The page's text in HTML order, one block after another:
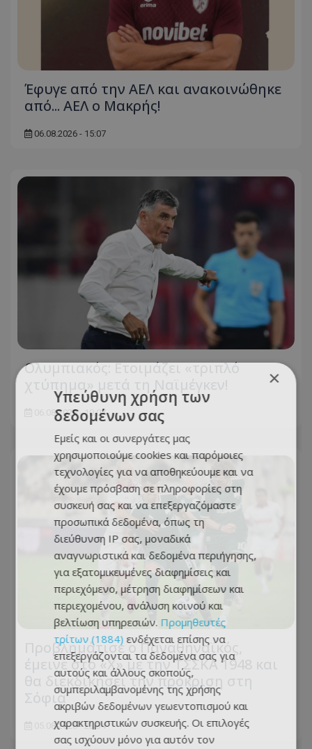
Έφυγε από την ΑΕΛ και ανακοινώθηκε
από... ΑΕΛ ο Μακρής!
06.08.2026 - 15:07
Ολυμπιακός: Ετοιμάζει «τριπλό
06.08.2026 - 10:07
Προβλημάτισε ο Παναθηναϊκός,
έμεινε στο «Χ» με την ΤΣΣΚΑ 1948 και
θα διεκδικήσει την πρόκριση στη
Σόφια
05.08.2026 - 23:34
×
Υπεύθυνη χρήση των
δεδομένων σας
Εμείς και οι συνεργάτες μας
χρησιμοποιούμε cookies και παρόμοιες
τεχνολογίες για να αποθηκεύουμε και να
έχουμε πρόσβαση σε πληροφορίες στη
συσκευή σας και να επεξεργαζόμαστε
προσωπικά δεδομένα, όπως τη
διεύθυνση IP σας, μοναδικά
αναγνωριστικά και δεδομένα περιήγησης,
για εξατομικευμένες διαφημίσεις και
περιεχόμενο, μέτρηση διαφημίσεων και
περιεχομένου, ανάλυση κοινού και
βελτίωση υπηρεσιών. Προμηθευτές
τρίτων (1884) ενδέχεται επίσης να
επεξεργάζονται τα δεδομένα σας για
αυτούς και άλλους σκοπούς,
συμπεριλαμβανομένης της χρήσης
ακριβών δεδομένων γεωεντοπισμού και
χαρακτηριστικών συσκευής. Οι επιλογές
σας ισχύουν μόνο για αυτόν τον